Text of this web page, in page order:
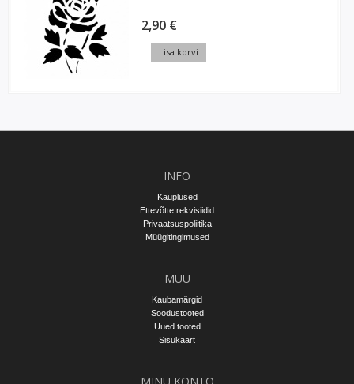
2,90 €
Lisa korvi
INFO
Kauplused
Ettevõtte rekvisiidid
Privaatsuspoliitika
Müügitingimused
MUU
Kaubamärgid
Soodustooted
Uued tooted
Sisukaart